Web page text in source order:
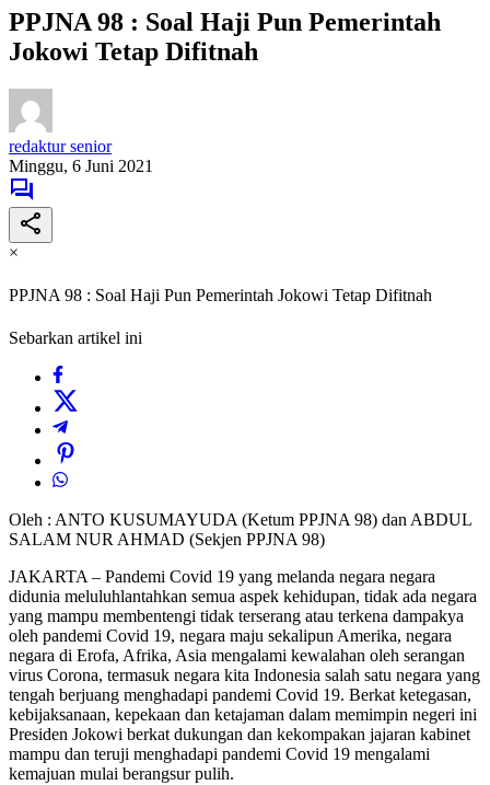
PPJNA 98 : Soal Haji Pun Pemerintah
Jokowi Tetap Difitnah
redaktur senior
Minggu, 6 Juni 2021
×
PPJNA 98 : Soal Haji Pun Pemerintah Jokowi Tetap Difitnah
Sebarkan artikel ini
Oleh : ANTO KUSUMAYUDA (Ketum PPJNA 98) dan ABDUL
SALAM NUR AHMAD (Sekjen PPJNA 98)
JAKARTA – Pandemi Covid 19 yang melanda negara negara
didunia meluluhlantahkan semua aspek kehidupan, tidak ada negara
yang mampu membentengi tidak terserang atau terkena dampakya
oleh pandemi Covid 19, negara maju sekalipun Amerika, negara
negara di Erofa, Afrika, Asia mengalami kewalahan oleh serangan
virus Corona, termasuk negara kita Indonesia salah satu negara yang
tengah berjuang menghadapi pandemi Covid 19. Berkat ketegasan,
kebijaksanaan, kepekaan dan ketajaman dalam memimpin negeri ini
Presiden Jokowi berkat dukungan dan kekompakan jajaran kabinet
mampu dan teruji menghadapi pandemi Covid 19 mengalami
kemajuan mulai berangsur pulih.